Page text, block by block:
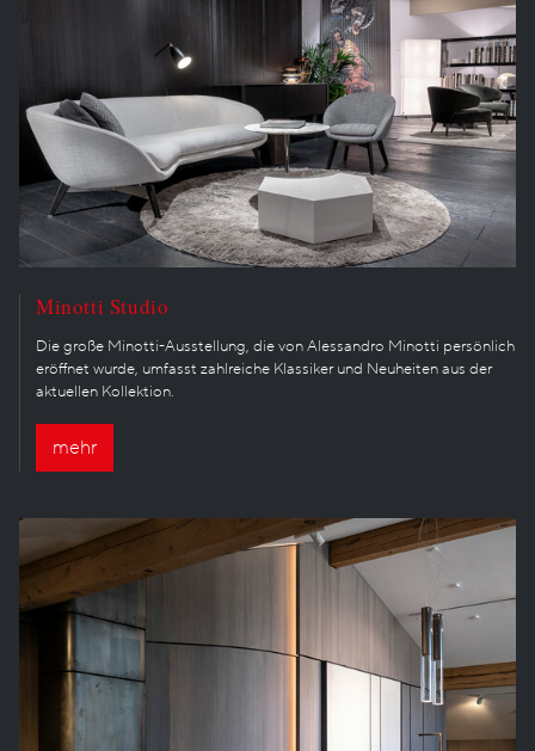
Minotti Studio
Die große Minotti-Ausstellung, die von Alessandro Minotti persönlich
eröffnet wurde, umfasst zahlreiche Klassiker und Neuheiten aus der
aktuellen Kollektion.
mehr